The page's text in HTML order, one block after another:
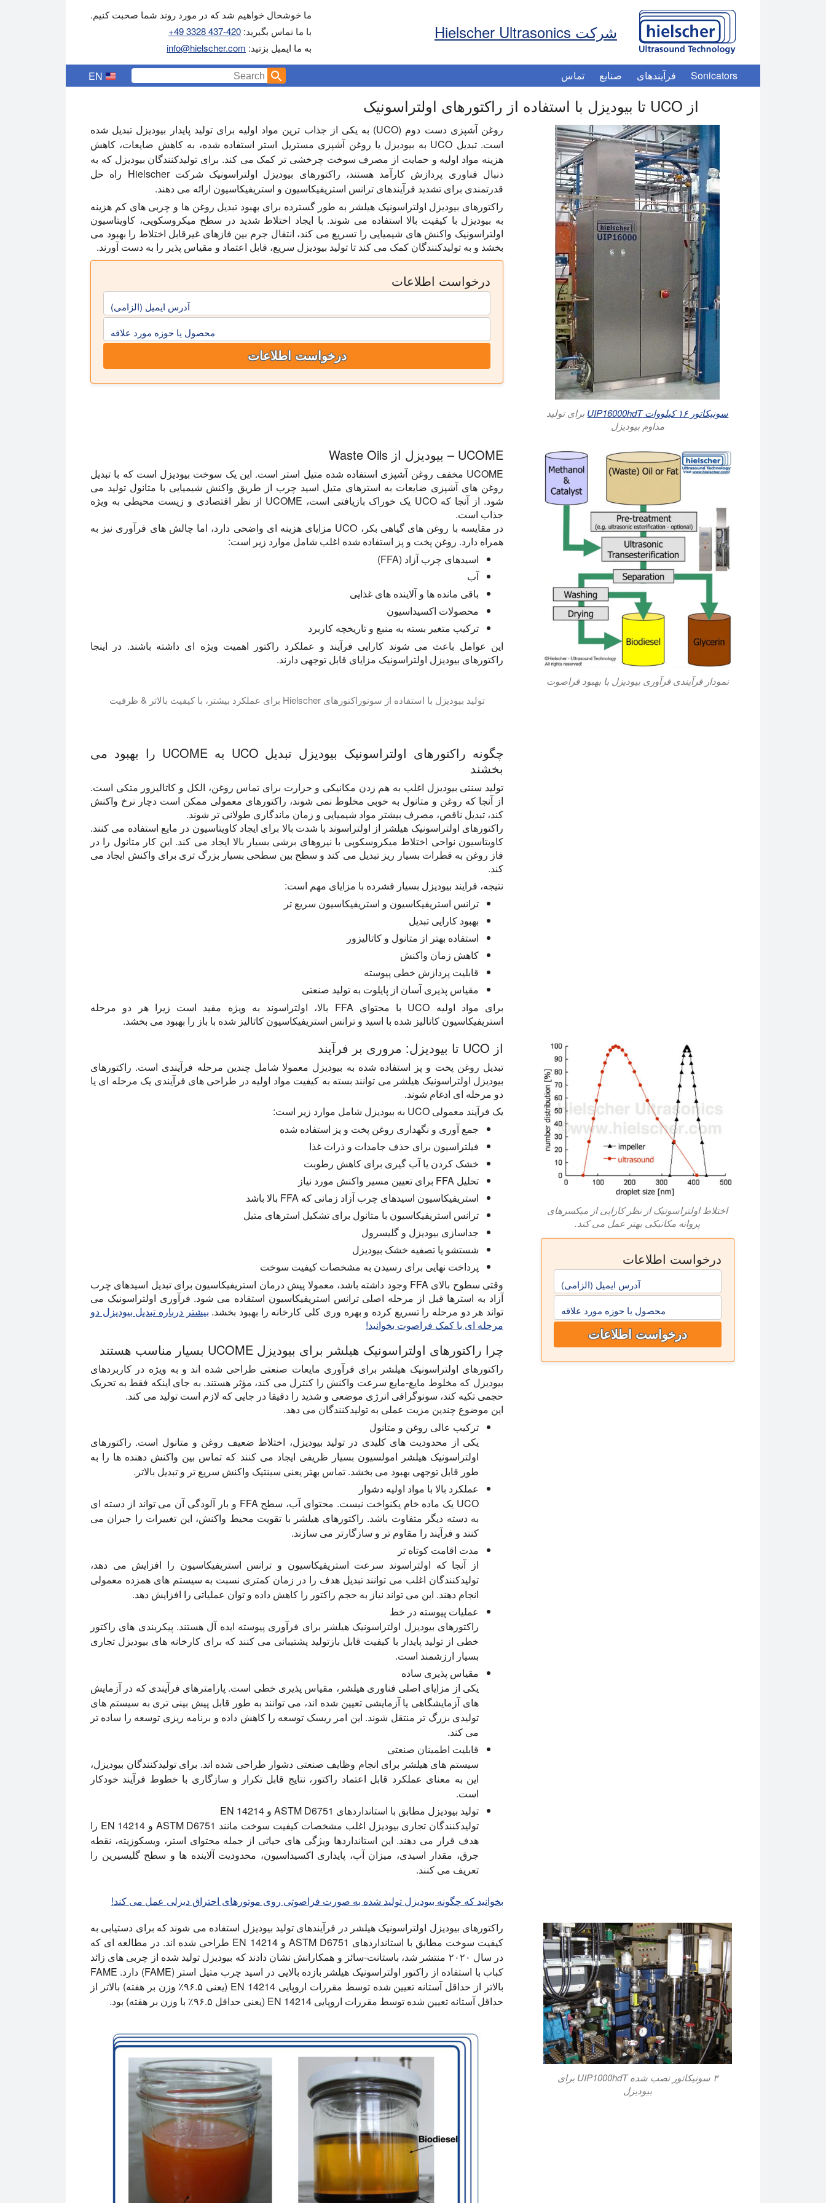
شرکت Hielscher Ultrasonics
ما خوشحال خواهیم شد که در مورد روند شما صحبت کنیم.
با ما تماس بگیرید: +49 3328 437-420
به ما ایمیل بزنید: info@hielscher.com
Sonicators فرآیندهای صنایع تماس EN
از UCO تا بیودیزل با استفاده از راکتورهای اولتراسونیک
روغن آشپزی دست دوم (UCO) به یکی از جذاب ترین مواد اولیه برای تولید پایدار بیودیزل تبدیل شده
است. تبدیل UCO به بیودیزل یا روغن آشپزی مستریل استر استفاده شده، به کاهش ضایعات، کاهش
هزینه مواد اولیه و حمایت از مصرف سوخت چرخشی تر کمک می کند. برای تولیدکنندگان بیودیزل که به
دنبال فناوری پردازش کارآمد هستند، راکتورهای بیودیزل اولتراسونیک شرکت Hielscher راه حل
قدرتمندی برای تشدید فرآیندهای ترانس استریفیکاسیون و استریفیکاسیون ارائه می دهند.
راکتورهای بیودیزل اولتراسونیک هیلشر به طور گسترده برای بهبود تبدیل روغن ها و چربی های کم هزینه
به بیودیزل با کیفیت بالا استفاده می شوند. با ایجاد اختلاط شدید در سطح میکروسکوپی، کاویتاسیون
اولتراسونیک واکنش های شیمیایی را تسریع می کند، انتقال جرم بین فازهای غیرقابل اختلاط را بهبود می
بخشد و به تولیدکنندگان کمک می کند تا تولید بیودیزل سریع، قابل اعتماد و مقیاس پذیر را به دست آورند.
درخواست اطلاعات
آدرس ایمیل (الزامی)
محصول یا حوزه مورد علاقه
درخواست اطلاعات
سونیکاتور ۱۶ کیلووات UIP16000hdT
برای تولید
مداوم بیودیزل
UCOME – بیودیزل از Waste Oils
UCOME مخفف روغن آشپزی استفاده شده متیل استر است. این یک سوخت بیودیزل است که با تبدیل
روغن های آشپزی ضایعات به استرهای متیل اسید چرب از طریق واکنش شیمیایی با متانول تولید می
شود. از آنجا که UCO یک خوراک بازیافتی است، UCOME از نظر اقتصادی و زیست محیطی به ویژه
جذاب است.
در مقایسه با روغن های گیاهی بکر، UCO مزایای هزینه ای واضحی دارد، اما چالش های فرآوری نیز به
همراه دارد. روغن پخت و پز استفاده شده اغلب شامل موارد زیر است:
اسیدهای چرب آزاد (FFA)
آب
باقی مانده ها و آلاینده های غذایی
محصولات اکسیداسیون
ترکیب متغیر بسته به منبع و تاریخچه کاربرد
این عوامل باعث می شوند کارایی فرآیند و عملکرد راکتور اهمیت ویژه ای داشته باشند. در اینجا
راکتورهای بیودیزل اولتراسونیک مزایای قابل توجهی دارند.
تولید بیودیزل با استفاده از سونوراکتورهای Hielscher برای عملکرد بیشتر، با کیفیت بالاتر & ظرفیت
چگونه راکتورهای اولتراسونیک بیودیزل تبدیل UCO به UCOME را بهبود می
بخشند
تولید سنتی بیودیزل اغلب به هم زدن مکانیکی و حرارت برای تماس روغن، الکل و کاتالیزور متکی است.
از آنجا که روغن و متانول به خوبی مخلوط نمی شوند، راکتورهای معمولی ممکن است دچار نرخ واکنش
کند، تبدیل ناقص، مصرف بیشتر مواد شیمیایی و زمان ماندگاری طولانی تر شوند.
راکتورهای اولتراسونیک هیلشر از اولتراسوند با شدت بالا برای ایجاد کاویتاسیون در مایع استفاده می کنند.
کاویتاسیون نواحی اختلاط میکروسکوپی با نیروهای برشی بسیار بالا ایجاد می کند. این کار متانول را در
فاز روغن به قطرات بسیار ریز تبدیل می کند و سطح بین سطحی بسیار بزرگ تری برای واکنش ایجاد می
کند.
نتیجه، فرایند بیودیزل بسیار فشرده با مزایای مهم است:
ترانس استریفیکاسیون و استریفیکاسیون سریع تر
بهبود کارایی تبدیل
استفاده بهتر از متانول و کاتالیزور
کاهش زمان واکنش
قابلیت پردازش خطی پیوسته
مقیاس پذیری آسان از پایلوت به تولید صنعتی
برای مواد اولیه UCO با محتوای FFA بالا، اولتراسوند به ویژه مفید است زیرا هر دو مرحله
استریفیکاسیون کاتالیز شده با اسید و ترانس استریفیکاسیون کاتالیز شده با باز را بهبود می بخشد.
نمودار فرآیندی فرآوری بیودیزل با بهبود فراصوت
از UCO تا بیودیزل: مروری بر فرآیند
تبدیل روغن پخت و پز استفاده شده به بیودیزل معمولا شامل چندین مرحله فرآیندی است. راکتورهای
بیودیزل اولتراسونیک هیلشر می توانند بسته به کیفیت مواد اولیه در طراحی های فرآیندی یک مرحله ای یا
دو مرحله ای ادغام شوند.
یک فرآیند معمولی UCO به بیودیزل شامل موارد زیر است:
جمع آوری و نگهداری روغن پخت و پز استفاده شده
فیلتراسیون برای حذف جامدات و ذرات غذا
خشک کردن یا آب گیری برای کاهش رطوبت
تحلیل FFA برای تعیین مسیر واکنش مورد نیاز
استریفیکاسیون اسیدهای چرب آزاد زمانی که FFA بالا باشد
ترانس استریفیکاسیون با متانول برای تشکیل استرهای متیل
جداسازی بیودیزل و گلیسرول
شستشو یا تصفیه خشک بیودیزل
پرداخت نهایی برای رسیدن به مشخصات کیفیت سوخت
وقتی سطوح بالای FFA وجود داشته باشد، معمولا پیش درمان استریفیکاسیون برای تبدیل اسیدهای چرب
آزاد به استرها قبل از مرحله اصلی ترانس استریفیکاسیون استفاده می شود. فرآوری اولتراسونیک می
تواند هر دو مرحله را تسریع کرده و بهره وری کلی کارخانه را بهبود بخشد. بیشتر درباره تبدیل بیودیزل دو
مرحله ای با کمک فراصوت بخوانید!
چرا راکتورهای اولتراسونیک هیلشر برای بیودیزل UCOME بسیار مناسب هستند
راکتورهای اولتراسونیک هیلشر برای فرآوری مایعات صنعتی طراحی شده اند و به ویژه در کاربردهای
بیودیزل که مخلوط مایع-مایع سرعت واکنش را کنترل می کند، مؤثر هستند. به جای اینکه فقط به تحریک
حجمی تکیه کند، سونوگرافی انرژی موضعی و شدید را دقیقا در جایی که لازم است تولید می کند.
این موضوع چندین مزیت عملی به تولیدکنندگان می دهد.
ترکیب عالی روغن و متانول
یکی از محدودیت های کلیدی در تولید بیودیزل، اختلاط ضعیف روغن و متانول است. راکتورهای
اولتراسونیک هیلشر امولسیون بسیار ظریفی ایجاد می کنند که تماس بین واکنش دهنده ها را به
طور قابل توجهی بهبود می بخشد. تماس بهتر یعنی سینتیک واکنش سریع تر و تبدیل بالاتر.
عملکرد بالا با مواد اولیه دشوار
UCO یک ماده خام یکنواخت نیست. محتوای آب، سطح FFA و بار آلودگی آن می تواند از دسته ای
به دسته دیگر متفاوت باشد. راکتورهای هیلشر با تقویت محیط واکنش، این تغییرات را جبران می
کنند و فرآیند را مقاوم تر و سازگارتر می سازند.
مدت اقامت کوتاه تر
از آنجا که اولتراسوند سرعت استریفیکاسیون و ترانس استریفیکاسیون را افزایش می دهد،
تولیدکنندگان اغلب می توانند تبدیل هدف را در زمان کمتری نسبت به سیستم های همزده معمولی
انجام دهند. این می تواند نیاز به حجم راکتور را کاهش داده و توان عملیاتی را افزایش دهد.
عملیات پیوسته در خط
راکتورهای بیودیزل اولتراسونیک هیلشر برای فرآوری پیوسته ایده آل هستند. پیکربندی های راکتور
خطی از تولید پایدار با کیفیت قابل بازتولید پشتیبانی می کنند که برای کارخانه های بیودیزل تجاری
بسیار ارزشمند است.
مقیاس پذیری ساده
یکی از مزایای اصلی فناوری هیلشر، مقیاس پذیری خطی است. پارامترهای فرآیندی که در آزمایش
های آزمایشگاهی یا آزمایشی تعیین شده اند، می توانند به طور قابل پیش بینی تری به سیستم های
تولیدی بزرگ تر منتقل شوند. این امر ریسک توسعه را کاهش داده و برنامه ریزی توسعه را ساده تر
می کند.
قابلیت اطمینان صنعتی
سیستم های هیلشر برای انجام وظایف صنعتی دشوار طراحی شده اند. برای تولیدکنندگان بیودیزل،
این به معنای عملکرد قابل اعتماد راکتور، نتایج قابل تکرار و سازگاری با خطوط فرآیند خودکار
است.
تولید بیودیزل مطابق با استانداردهای ASTM D6751 و EN 14214
تولیدکنندگان تجاری بیودیزل اغلب مشخصات کیفیت سوخت مانند ASTM D6751 و EN 14214 را
هدف قرار می دهند. این استانداردها ویژگی های حیاتی از جمله محتوای استر، ویسکوزیته، نقطه
جرق، مقدار اسیدی، میزان آب، پایداری اکسیداسیون، محدودیت آلاینده ها و سطح گلیسیرین را
تعریف می کنند.
بخوانید که چگونه بیودیزل تولید شده به صورت فراصوتی روی موتورهای احتراق دیزلی عمل می کند!
اختلاط اولتراسونیک از نظر کارایی از میکسرهای
پروانه مکانیکی بهتر عمل می کند.
درخواست اطلاعات
آدرس ایمیل (الزامی)
محصول یا حوزه مورد علاقه
درخواست اطلاعات
راکتورهای بیودیزل اولتراسونیک هیلشر در فرآیندهای تولید بیودیزل استفاده می شوند که برای دستیابی به
کیفیت سوخت مطابق با استانداردهای ASTM D6751 و EN 14214 طراحی شده اند. در مطالعه ای که
در سال ۲۰۲۰ منتشر شد، باستانت-سائز و همکارانش نشان دادند که بیودیزل تولید شده از چربی های زائد
کباب با استفاده از راکتور اولتراسونیک هیلشر بازده بالایی در اسید چرب متیل استر (FAME) دارد. FAME
بالاتر از حداقل آستانه تعیین شده توسط مقررات اروپایی EN 14214 (یعنی ۹۶.۵٪ وزن بر هفته) بالاتر از
حداقل آستانه تعیین شده توسط مقررات اروپایی EN 14214 (یعنی حداقل ۹۶.۵٪ با وزن بر هفته) بود.
۳ سونیکاتور نصب شده UIP1000hdT برای
بیودیزل